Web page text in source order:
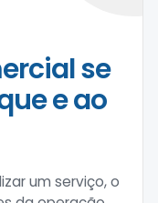
se
e ao
um serviço, o